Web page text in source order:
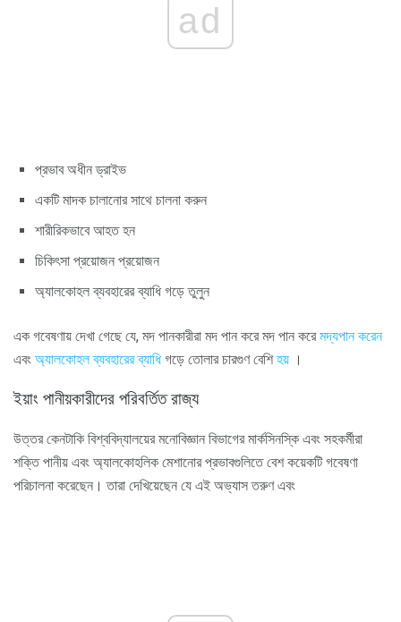
ad
প্রভাব অধীন ড্রাইভ
একটি মাদক চালানোর সাথে চালনা করুন
শারীরিকভাবে আহত হন
চিকিৎসা প্রয়োজন প্রয়োজন
অ্যালকোহল ব্যবহারের ব্যাধি গড়ে তুলুন
এক গবেষণায় দেখা গেছে যে, মদ পানকারীরা মদ পান করে মদ পান করেমদ্যপান করেন
এবং অ্যালকোহল ব্যবহারের ব্যাধিগড়ে তোলার চারগুণ বেশিহয় ।
ইয়াং পানীয়কারীদের পরিবর্তিত রাজ্য
উত্তর কেনটাকি বিশ্ববিদ্যালয়ের মনোবিজ্ঞান বিভাগের মার্কসিনস্কি এবং সহকর্মীরা
শক্তি পানীয় এবং অ্যালকোহলিক মেশানোর প্রভাবগুলিতে বেশ কয়েকটি গবেষণা
পরিচালনা করেছেন। তারা দেখিয়েছেন যে এই অভ্যাস তরুণ এবং